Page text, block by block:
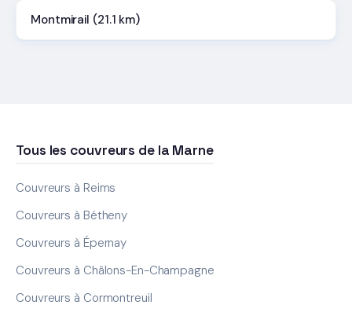
Montmirail (21.1 km)
Tous les couvreurs de la Marne
Couvreurs à Reims
Couvreurs à Bétheny
Couvreurs à Épernay
Couvreurs à Châlons-En-Champagne
Couvreurs à Cormontreuil